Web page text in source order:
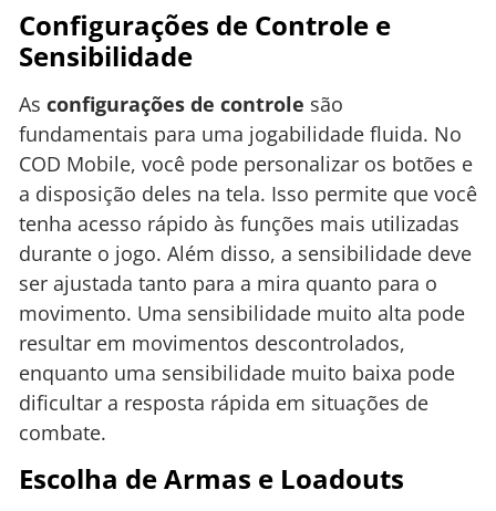
Configurações de Controle e
Sensibilidade
As configurações de controle são
fundamentais para uma jogabilidade fluida. No
COD Mobile, você pode personalizar os botões e
a disposição deles na tela. Isso permite que você
tenha acesso rápido às funções mais utilizadas
durante o jogo. Além disso, a sensibilidade deve
ser ajustada tanto para a mira quanto para o
movimento. Uma sensibilidade muito alta pode
resultar em movimentos descontrolados,
enquanto uma sensibilidade muito baixa pode
dificultar a resposta rápida em situações de
combate.
Escolha de Armas e Loadouts